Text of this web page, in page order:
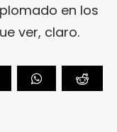
en los
ver, claro.